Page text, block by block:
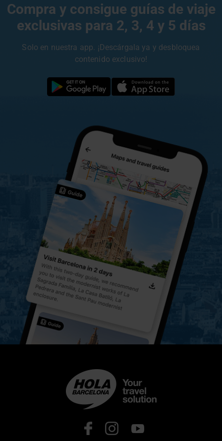
Compra y consigue guías de viaje
exclusivas para 2, 3, 4 y 5 días
Solo en nuestra app. ¡Descárgala ya y desbloquea
contenido exclusivo!